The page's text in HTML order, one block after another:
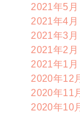
2021年5月
2021年4月
2021年3月
2021年2月
2021年1月
2020年12
2020年11
2020年10